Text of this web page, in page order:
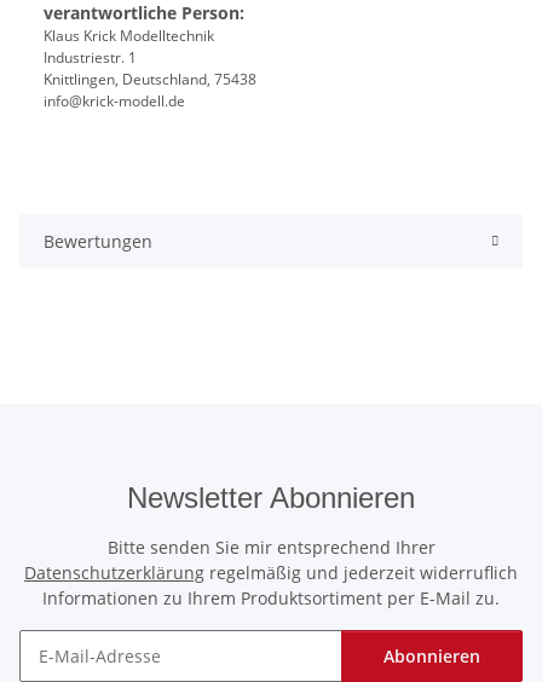
verantwortliche Person:
Klaus Krick Modelltechnik
Industriestr. 1
Knittlingen, Deutschland, 75438
info@krick-modell.de
Bewertungen
Newsletter Abonnieren
Bitte senden Sie mir entsprechend Ihrer
Datenschutzerklärung regelmäßig und jederzeit widerruflich
Informationen zu Ihrem Produktsortiment per E-Mail zu.
Abonnieren